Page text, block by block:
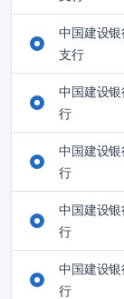
中国建设
支行
中国建设
行
中国建设
行
中国建设
行
中国建设
行